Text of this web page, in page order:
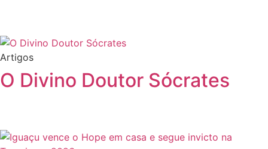
Artigos
O Divino Doutor Sócrates